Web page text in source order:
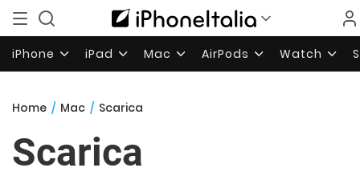
iPhone iPad Mac AirPods Watch
Home / Mac / Scarica
Scarica